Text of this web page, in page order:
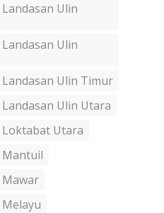
Ulin
Ulin
Landasan Ulin Timur
Ulin Utara
Loktabat Utara
Mantuil
Mawar
Melayu